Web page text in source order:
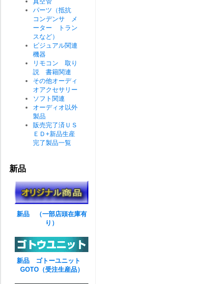
パーツ（抵抗
コンデンサ メ
ーター トラン
スなど）
ビジュアル関連
機器
リモコン 取り
説 書籍関連
その他オーディ
オアクセサリー
ソフト関連
オーディオ以外
製品
販売完了済ＵＳ
ＥＤ+新品生産
完了製品一覧
新品
新品 （一部店頭在庫有
り）
新品 ゴトーユニット
GOTO（受注生産品）